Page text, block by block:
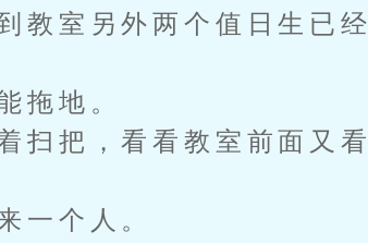
室另外两个值日生已经
拖地。
把，看看教室前面又看
个人。